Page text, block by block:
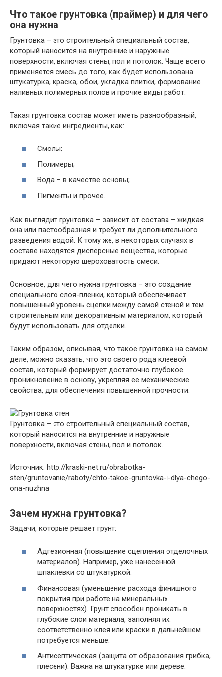
Что такое грунтовка (праймер) и для чего
она нужна
Грунтовка – это строительный специальный состав,
который наносится на внутренние и наружные
поверхности, включая стены, пол и потолок. Чаще всего
применяется смесь до того, как будет использована
штукатурка, краска, обои, укладка плитки, формование
наливных полимерных полов и прочие виды работ.
Такая грунтовка состав может иметь разнообразный,
включая такие ингредиенты, как:
Смолы;
Полимеры;
Вода – в качестве основы;
Пигменты и прочее.
Как выглядит грунтовка – зависит от состава – жидкая
она или пастообразная и требует ли дополнительного
разведения водой. К тому же, в некоторых случаях в
составе находятся дисперсные вещества, которые
придают некоторую шероховатость смеси.
Основное, для чего нужна грунтовка – это создание
специального слоя-пленки, который обеспечивает
повышенный уровень сцепки между самой стеной и тем
строительным или декоративным материалом, который
будут использовать для отделки.
Таким образом, описывая, что такое грунтовка на самом
деле, можно сказать, что это своего рода клеевой
состав, который формирует достаточно глубокое
проникновение в основу, укрепляя ее механические
свойства, для обеспечения повышенной прочности.
Грунтовка – это строительный специальный состав,
который наносится на внутренние и наружные
поверхности, включая стены, пол и потолок.
Источник: http://kraski-net.ru/obrabotka-
sten/gruntovanie/raboty/chto-takoe-gruntovka-i-dlya-chego-
ona-nuzhna
Зачем нужна грунтовка?
Задачи, которые решает грунт:
Адгезионная (повышение сцепления отделочных
материалов). Например, уже нанесенной
шпаклевки со штукатуркой.
Финансовая (уменьшение расхода финишного
покрытия при работе на минеральных
поверхностях). Грунт способен проникать в
глубокие слои материала, заполняя их:
соответственно клея или краски в дальнейшем
потребуется меньше.
Антисептическая (защита от образования грибка,
плесени). Важна на штукатурке или дереве.